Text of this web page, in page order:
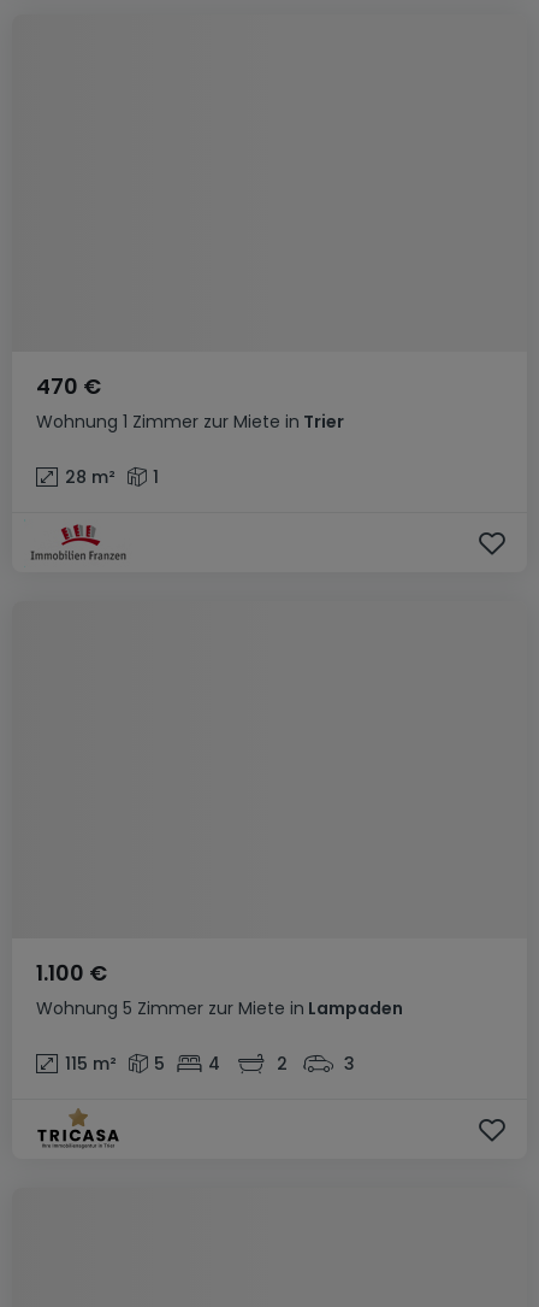
Wohnung 1 Zimmer zur Miete in Trier
470 €
28 m² 1
Wohnung 5 Zimmer zur Miete in Lampaden
1.100 €
115 m² 5 4 2 3